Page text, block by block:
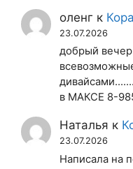
оленг к
23.07.2026
добрый
в МАКСЕ 8-
Наталья к
23.07.2026
Написала на